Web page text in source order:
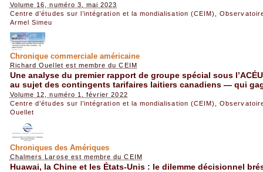
Volume 16, numéro 3, mai 2023
Centre d’études sur l’intégration et la mondialisation (CEIM)
,
Armel Simeu
Chronique commerciale américaine
Richard Ouellet est membre du CEIM
Une analyse du premier rapport de groupe spécial sous
au sujet des contingents tarifaires laitiers canadiens — qui
Volume 12, numéro 1, février 2022
Centre d’études sur l’intégration et la mondialisation (CEIM)
,
Ouellet
Chroniques des Amériques
Chalmers Larose est membre du CEIM
Huawai, la Chine et les États-Unis : le dilemme décisionnel